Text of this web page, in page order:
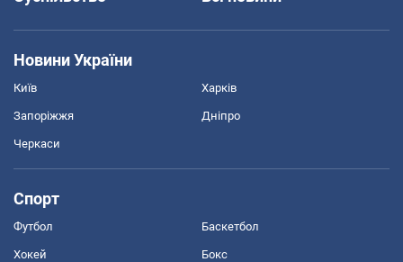
Новини України
Київ Харків
Запоріжжя Дніпро
Черкаси
Спорт
Футбол Баскетбол
Хокей Бокс